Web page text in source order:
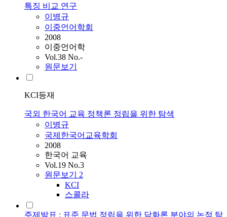
특징 비교 연구
이병규
이중언어학회
2008
이중언어학
Vol.38 No.-
원문보기
KCI등재
국외 한국어 교육 정책론 정립을 위한 탐색
이병규
국제한국어교육학회
2008
한국어 교육
Vol.19 No.3
원문보기 2
KCI
스콜라
주제발표 : 표준 문법 정립을 위한 담화론 분야의 논점 탐